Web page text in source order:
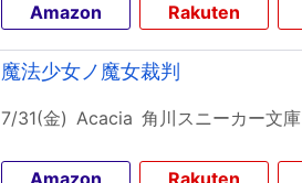
Amazon Rakuten
魔法少女ノ魔女裁判
7/31(金) Acacia 角川スニーカー文庫